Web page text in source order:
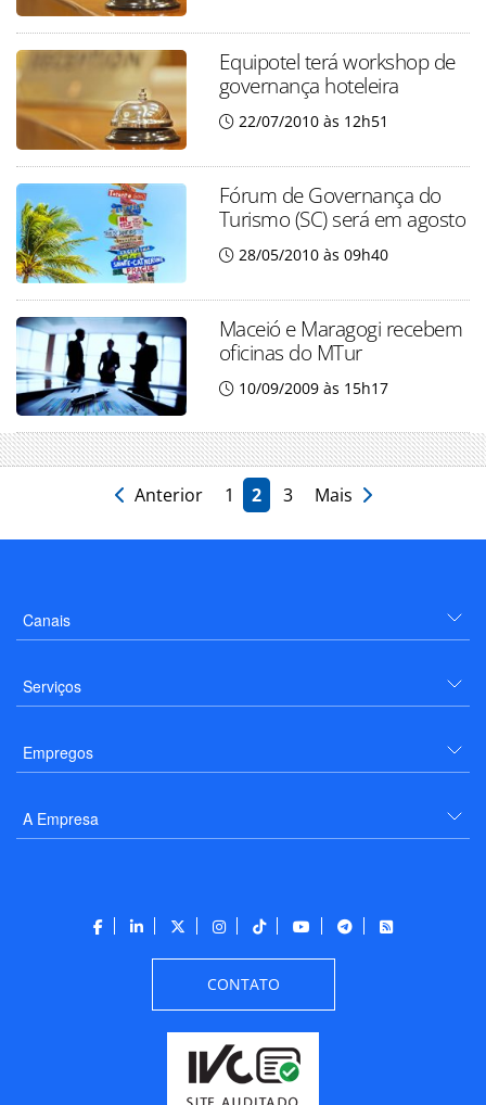
Equipotel terá workshop de
governança hoteleira
22/07/2010 às 12h51
Fórum de Governança do
Turismo (SC) será em agosto
28/05/2010 às 09h40
Maceió e Maragogi recebem
oficinas do MTur
10/09/2009 às 15h17
Anterior 1 2 3 Mais
Canais
Serviços
Empregos
A Empresa
CONTATO